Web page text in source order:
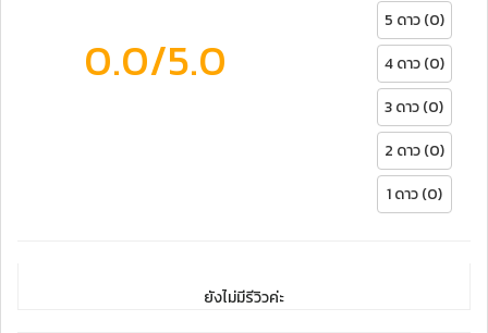
0.0/5.0
5 ดาว (0)
4 ดาว (0)
3 ดาว (0)
2 ดาว (0)
1 ดาว (0)
ยังไม่มีรีวิวค่ะ